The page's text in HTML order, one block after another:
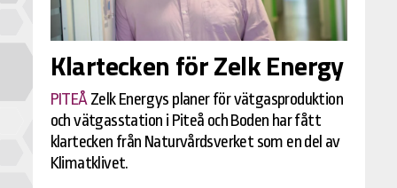
Klartecken för Zelk Energy
PITEÅ Zelk Energys planer för vätgasproduktion
och vätgasstation i Piteå och Boden har fått
klartecken från Naturvårdsverket som en del av
Klimatklivet.